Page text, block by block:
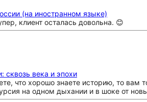
(на иностранном языке)
клиент осталась довольна. 😊
сквозь века и эпохи
что хорошо знаете историю, то вам
на одном дыхании и в шоке от